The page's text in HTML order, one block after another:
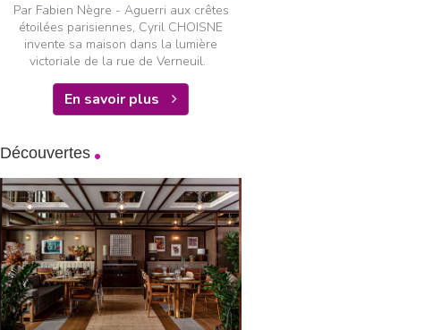
Par Fabien Nègre - Aguerri aux crêtes
étoilées parisiennes, Cyril CHOISNE
invente sa maison dans la lumière
victoriale de la rue de Verneuil.
En savoir plus
Découvertes